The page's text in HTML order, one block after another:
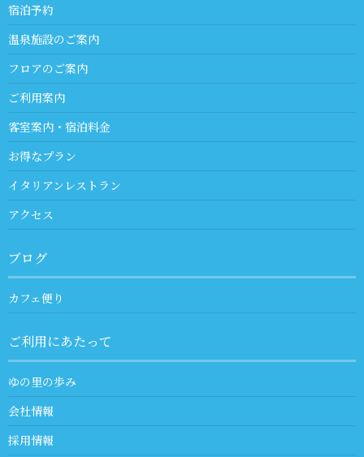
宿泊予約
温泉施設のご案内
フロアのご案内
ご利用案内
客室案内・宿泊料金
お得なプラン
イタリアンレストラン
アクセス
ブログ
カフェ便り
ご利用にあたって
ゆの里の歩み
会社情報
採用情報